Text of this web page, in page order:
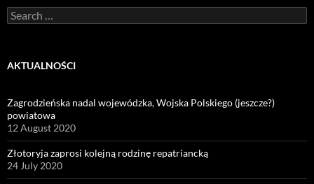
Search
for:
AKTUALNOŚCI
Zagrodzieńska nadal wojewódzka, Wojska Polskiego (jeszcze?)
powiatowa
12 August 2020
Złotoryja zaprosi kolejną rodzinę repatriancką
24 July 2020